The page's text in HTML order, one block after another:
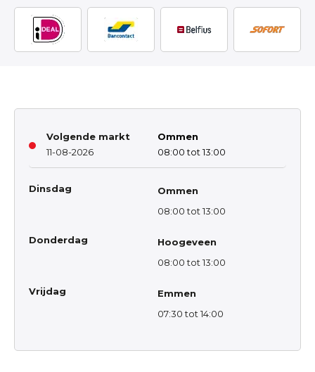
Volgende markt
11-08-2026
Ommen
08:00 tot 13:00
Dinsdag
Ommen
08:00 tot 13:00
Donderdag
Hoogeveen
08:00 tot 13:00
Vrijdag
Emmen
07:30 tot 14:00